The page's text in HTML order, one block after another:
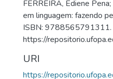
FERREIRA, Ediene
em linguagem: fazendo
ISBN: 9788565791311.
https://
URI
https://